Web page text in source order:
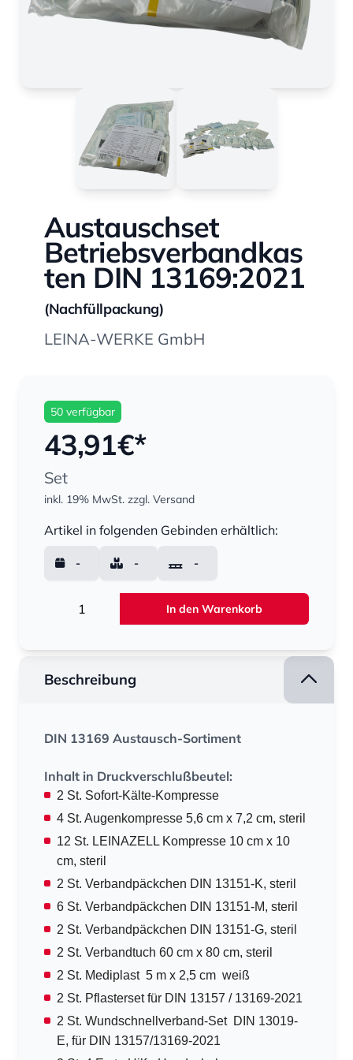
Austauschset
Betriebsverbandkas
ten DIN 13169:2021
(Nachfüllpackung)
LEINA-WERKE GmbH
50 verfügbar
43,91€*
Set
inkl. 19% MwSt. zzgl. Versand
Artikel in folgenden Gebinden erhältlich:
- - -
In den Warenkorb
Beschreibung
DIN 13169 Austausch-Sortiment
Inhalt in Druckverschlußbeutel:
2 St. Sofort-Kälte-Kompresse
4 St. Augenkompresse 5,6 cm x 7,2 cm, steril
12 St. LEINAZELL Kompresse 10 cm x 10
cm, steril
2 St. Verbandpäckchen DIN 13151-K, steril
6 St. Verbandpäckchen DIN 13151-M, steril
2 St. Verbandpäckchen DIN 13151-G, steril
2 St. Verbandtuch 60 cm x 80 cm, steril
2 St. Mediplast 5 m x 2,5 cm weiß
2 St. Pflasterset für DIN 13157 / 13169-2021
2 St. Wundschnellverband-Set DIN 13019-
E, für DIN 13157/13169-2021